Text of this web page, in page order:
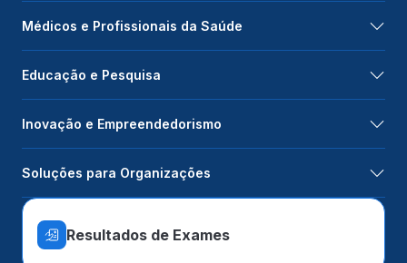
Médicos e Profissionais da Saúde
Educação e Pesquisa
Inovação e Empreendedorismo
Soluções para Organizações
Resultados de Exames